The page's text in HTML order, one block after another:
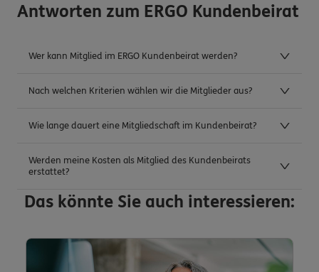
Antworten zum ERGO Kundenbeirat
Wer kann Mitglied im ERGO Kundenbeirat werden?
Nach welchen Kriterien wählen wir die Mitglieder aus?
Wie lange dauert eine Mitgliedschaft im Kundenbeirat?
Werden meine Kosten als Mitglied des Kundenbeirats
erstattet?
Das könnte Sie auch interessieren: